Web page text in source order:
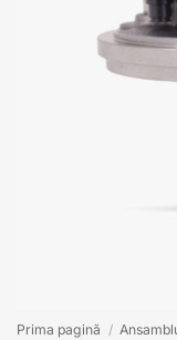
Prima pagină /